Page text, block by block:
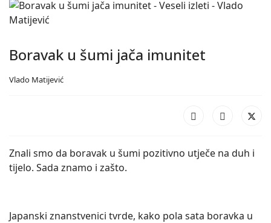
Boravak u šumi jača imunitet
Vlado Matijević
Znali smo da boravak u šumi pozitivno utječe na duh i
tijelo. Sada znamo i zašto.
Japanski znanstvenici tvrde, kako pola sata boravka u